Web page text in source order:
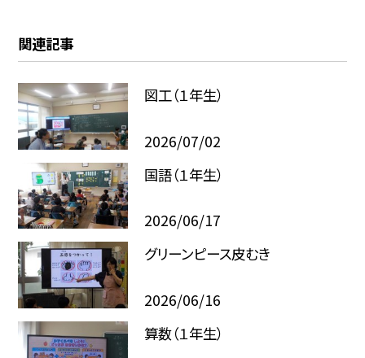
関連記事
図工（１年生）
2026/07/02
国語（１年生）
2026/06/17
グリーンピース皮むき
2026/06/16
算数（１年生）